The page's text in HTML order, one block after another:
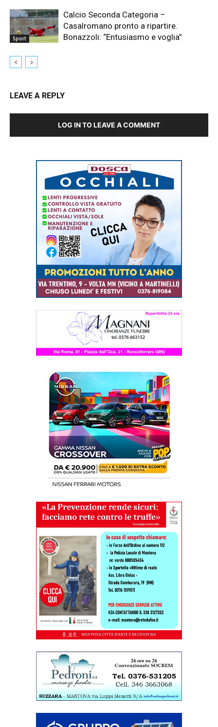
Sport
Calcio Seconda Categoria –
Casalromano pronto a ripartire.
Bonazzoli: “Entusiasmo e voglia”
LEAVE A REPLY
LOG IN TO LEAVE A COMMENT